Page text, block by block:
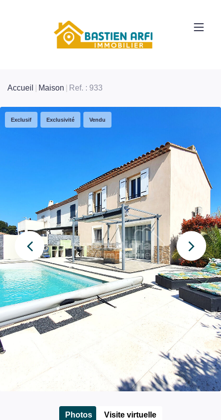
Accueil Maison Ref. : 933
Exclusif Exclusivité Vendu
Photos Visite virtuelle